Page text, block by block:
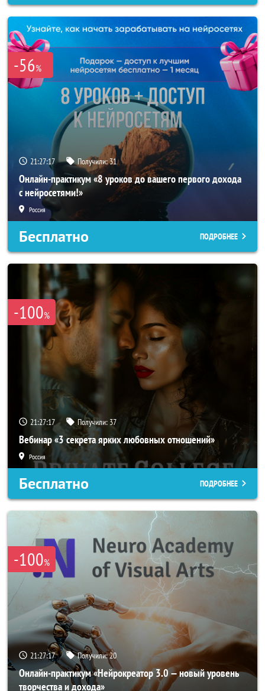
-56%
21:27:14 Получили:31
Онлайн-практикум «8 уроков до вашего первого дохода
с нейросетями!»
Россия
Бесплатно ПОДРОБНЕЕ
-100%
21:27:14 Получили: 37
Вебинар «3 секрета ярких любовных отношений»
Россия
Бесплатно ПОДРОБНЕЕ
-100%
21:27:14 Получили:20
Онлайн-практикум «Нейрокреатор 3.0 — новый уровень
творчества и дохода»